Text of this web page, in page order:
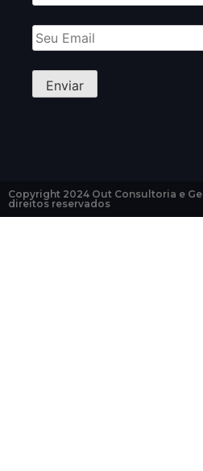
Copyright 2024 Out Consultoria e
direitos reservados